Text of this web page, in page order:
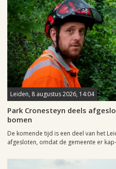
Leiden, 8 augustus 2026, 14:04
Park Cronesteyn deels
bomen
De komende tijd is een deel van het
afgesloten, omdat de gemeente er